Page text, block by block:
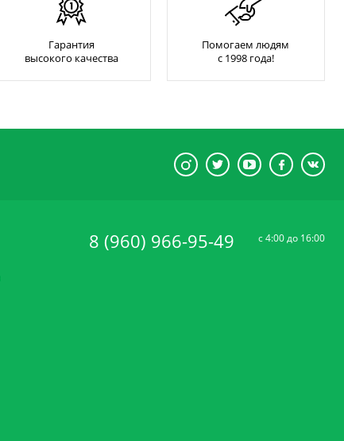
Гарантия
высокого качества
Помогаем людям
с 1998 года!
8 (960) 966-95-49 c 4:00 до 16:00